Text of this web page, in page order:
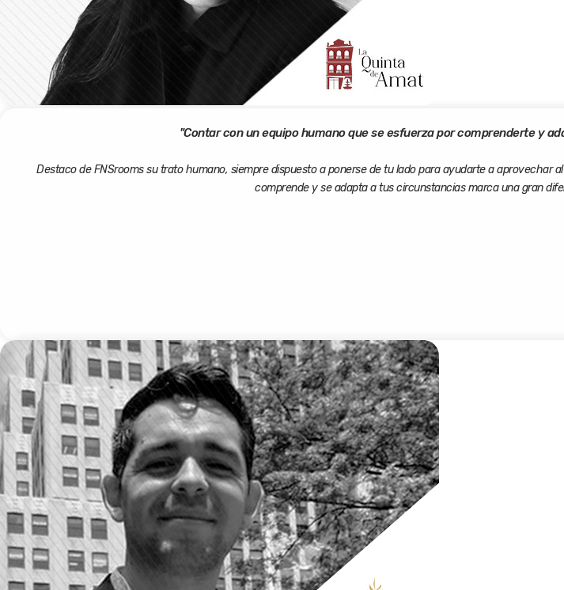
"Contar con un equipo humano que se esfuerza por comprenderte y
Destaco de FNSrooms su trato humano, siempre dispuesto a ponerse de tu lado para ayudarte a
comprende y se adapta a tus circunstancias marca una gran